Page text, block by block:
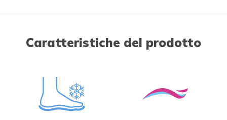
Caratteristiche del prodotto